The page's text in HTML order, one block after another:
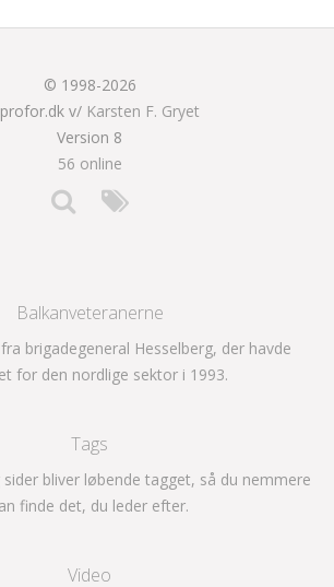
© 1998-2026
v/ Karsten F. Gryet
Version 8
56 online
Balkanveteranerne
brigadegeneral Hesselberg, der havde
for den nordlige sektor i 1993.
Tags
bliver løbende tagget, så du nemmere
finde det, du leder efter.
Video